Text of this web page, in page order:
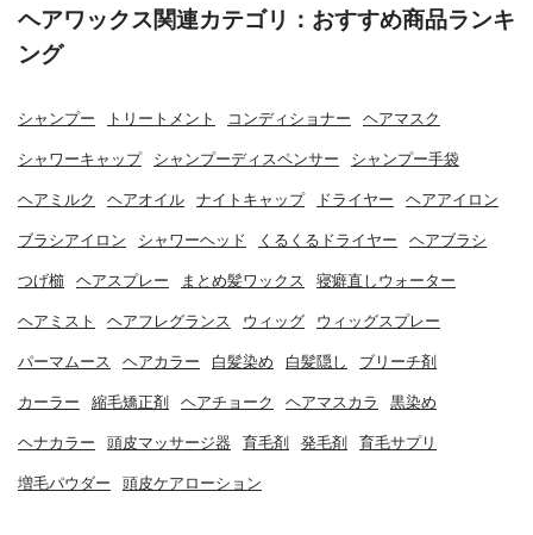
ヘアワックス関連カテゴリ：おすすめ商品ランキ
ング
シャンプー トリートメント コンディショナー ヘアマスク
シャワーキャップ シャンプーディスペンサー シャンプー手袋
ヘアミルク ヘアオイル ナイトキャップ ドライヤー ヘアアイロン
ブラシアイロン シャワーヘッド くるくるドライヤー ヘアブラシ
つげ櫛 ヘアスプレー まとめ髪ワックス 寝癖直しウォーター
ヘアミスト ヘアフレグランス ウィッグ ウィッグスプレー
パーマムース ヘアカラー 白髪染め 白髪隠し ブリーチ剤
カーラー 縮毛矯正剤 ヘアチョーク ヘアマスカラ 黒染め
ヘナカラー 頭皮マッサージ器 育毛剤 発毛剤 育毛サプリ
増毛パウダー 頭皮ケアローション